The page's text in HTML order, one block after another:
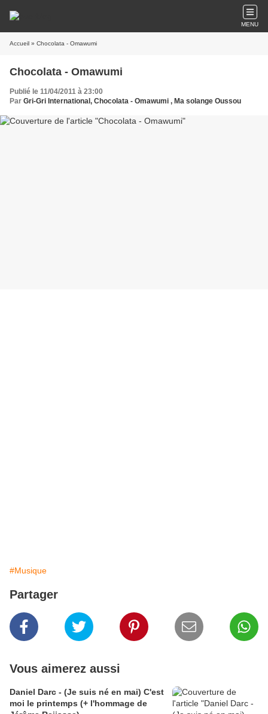
MENU
Accueil » Chocolata - Omawumi
Chocolata - Omawumi
Publié le 11/04/2011 à 23:00
Par Gri-Gri International, Chocolata - Omawumi , Ma solange Oussou
#Musique
Partager
Vous aimerez aussi
Daniel Darc - (Je suis né en mai) C'est
moi le printemps (+ l'hommage de